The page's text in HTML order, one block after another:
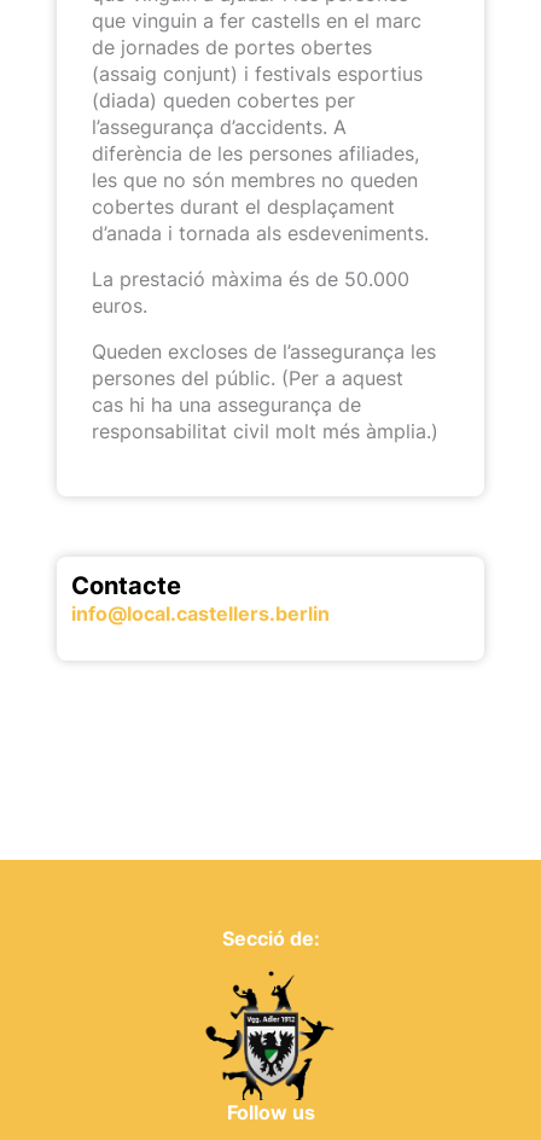
que vinguin a fer castells en el marc
de jornades de portes obertes
(assaig conjunt) i festivals esportius
(diada) queden cobertes per
l’assegurança d’accidents. A
diferència de les persones afiliades,
les que no són membres no queden
cobertes durant el desplaçament
d’anada i tornada als esdeveniments.
La prestació màxima és de 50.000
euros.
Queden excloses de l’assegurança les
persones del públic. (Per a aquest
cas hi ha una assegurança de
responsabilitat civil molt més àmplia.)
Contacte
info@local.castellers.berlin
Secció de:
Follow us